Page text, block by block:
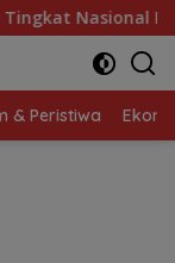
Serba Ikan
& Peristiwa